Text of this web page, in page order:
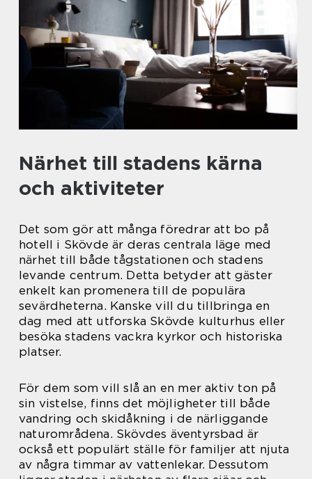
Närhet till stadens kärna
och aktiviteter
Det som gör att många föredrar att bo på
hotell i Skövde är deras centrala läge med
närhet till både tågstationen och stadens
levande centrum. Detta betyder att gäster
enkelt kan promenera till de populära
sevärdheterna. Kanske vill du tillbringa en
dag med att utforska Skövde kulturhus eller
besöka stadens vackra kyrkor och historiska
platser.
För dem som vill slå an en mer aktiv ton på
sin vistelse, finns det möjligheter till både
vandring och skidåkning i de närliggande
naturområdena. Skövdes äventyrsbad är
också ett populärt ställe för familjer att njuta
av några timmar av vattenlekar. Dessutom